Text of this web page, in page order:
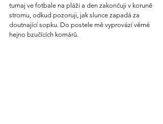
turnaj ve fotbale na pláži a den zakončuji v koruně
stromu, odkud pozoruji, jak slunce zapadá za
doutnající sopku. Do postele mě vyprovází věrné
hejno bzučících komárů.